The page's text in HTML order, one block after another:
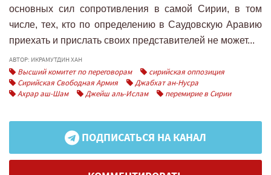
основных сил сопротивления в самой Сирии, в том
числе, тех, кто по определению в Саудовскую Аравию
приехать и прислать своих представителей не может...
АВТОР: ИКРАМУТДИН ХАН
Высший комитет по переговорам
сирийская оппозиция
Сирийская Свободная Армия
Джабхат ан-Нусра
Ахрар аш-Шам
Джейш аль-Ислам перемирие в Сирии
ПОДПИСАТЬСЯ НА КАНАЛ